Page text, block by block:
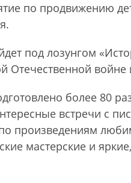
по продвижению
под лозунгом
войне
более 80
встречи с
произведениям
мастерские и